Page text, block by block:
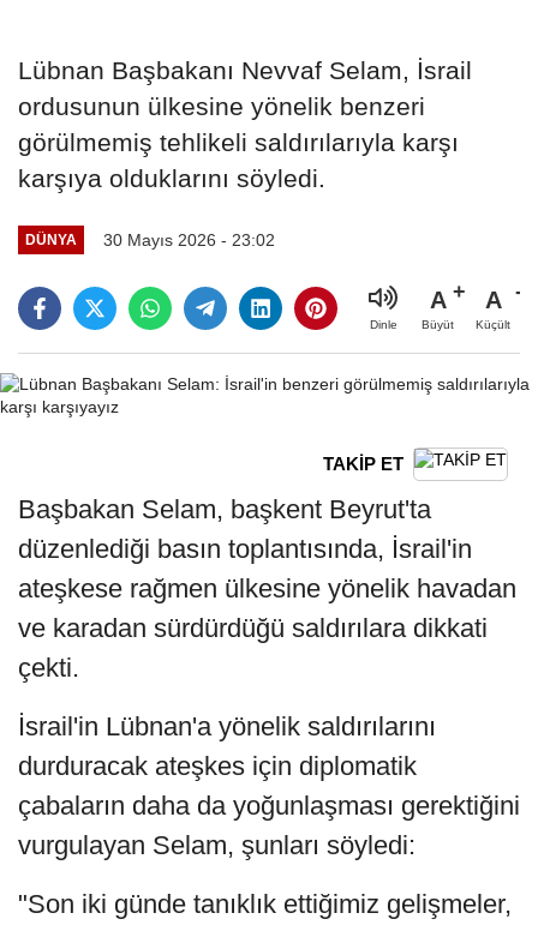
Lübnan Başbakanı Nevvaf Selam, İsrail
ordusunun ülkesine yönelik benzeri
görülmemiş tehlikeli saldırılarıyla karşı
karşıya olduklarını söyledi.
DÜNYA 30 Mayıs 2026 - 23:02
Dinle
A
Büyüt
A
Küçült
TAKİP ET
Başbakan Selam, başkent Beyrut'ta
düzenlediği basın toplantısında, İsrail'in
ateşkese rağmen ülkesine yönelik havadan
ve karadan sürdürdüğü saldırılara dikkati
çekti.
İsrail'in Lübnan'a yönelik saldırılarını
durduracak ateşkes için diplomatik
çabaların daha da yoğunlaşması gerektiğini
vurgulayan Selam, şunları söyledi:
"Son iki günde tanıklık ettiğimiz gelişmeler,